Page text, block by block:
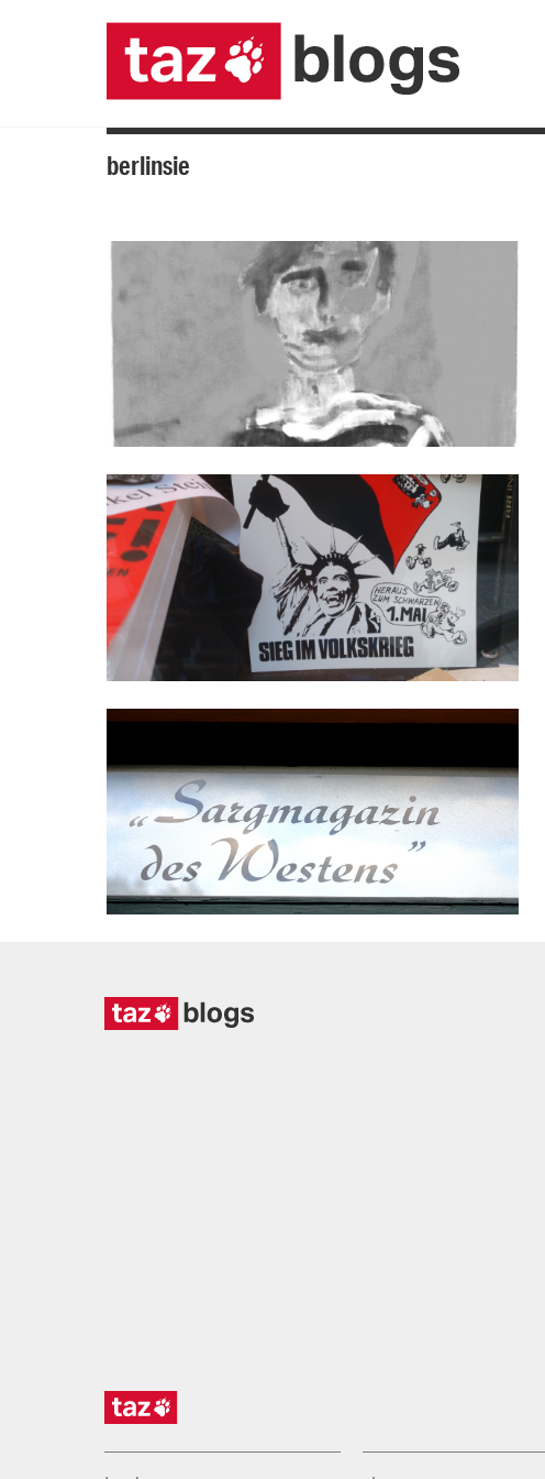
berlinsie